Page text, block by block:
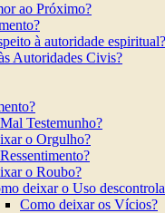
ao Próximo?
à autoridade espiritual?
Autoridades Civis?
Testemunho?
o Orgulho?
o Roubo?
deixar o Uso
Como deixar os Vícios?